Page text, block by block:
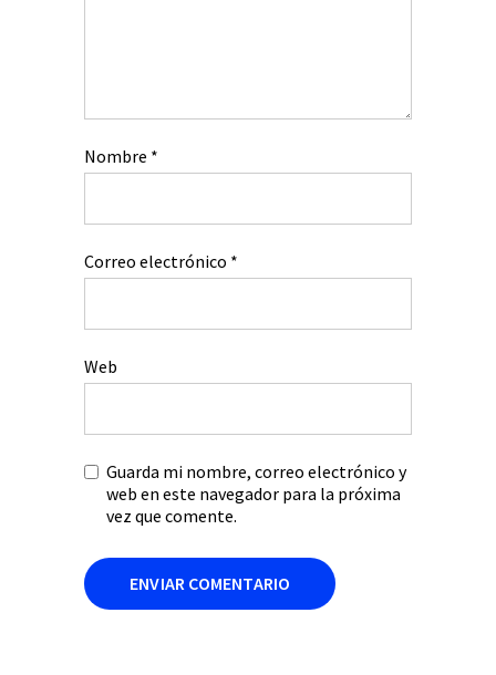
Nombre *
Correo electrónico *
Web
Guarda mi nombre, correo electrónico y
web en este navegador para la próxima
vez que comente.